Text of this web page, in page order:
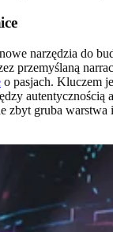
narzędzia do
przemyślaną
o pasjach. Kluczem
autentycznością
zbyt gruba